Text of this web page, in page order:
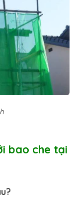
bao che tại